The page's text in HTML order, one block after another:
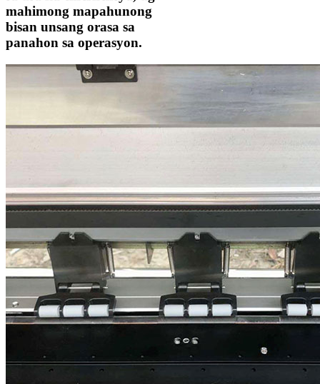
mahimong mapahunong
bisan unsang orasa sa
panahon sa operasyon.